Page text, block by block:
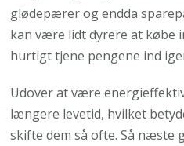
glødepærer og endda
kan være lidt dyrere at købe
hurtigt tjene pengene ind
Udover at være
længere levetid, hvilket
skifte dem så ofte. Så næste